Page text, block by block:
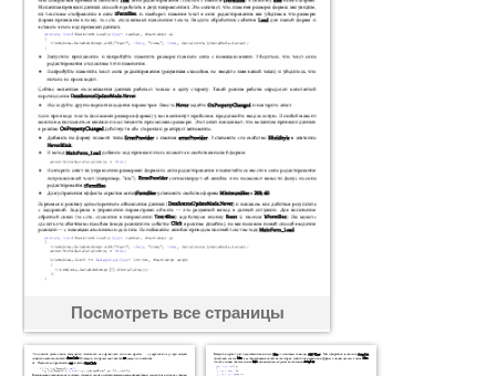
Посмотреть все страницы